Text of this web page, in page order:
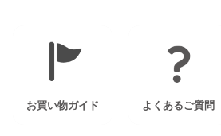
お買い物ガイド よくあるご質問